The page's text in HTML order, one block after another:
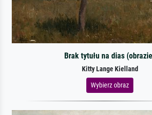
Brak tytułu na dias
Kitty Lange Kielland
Wybierz obraz